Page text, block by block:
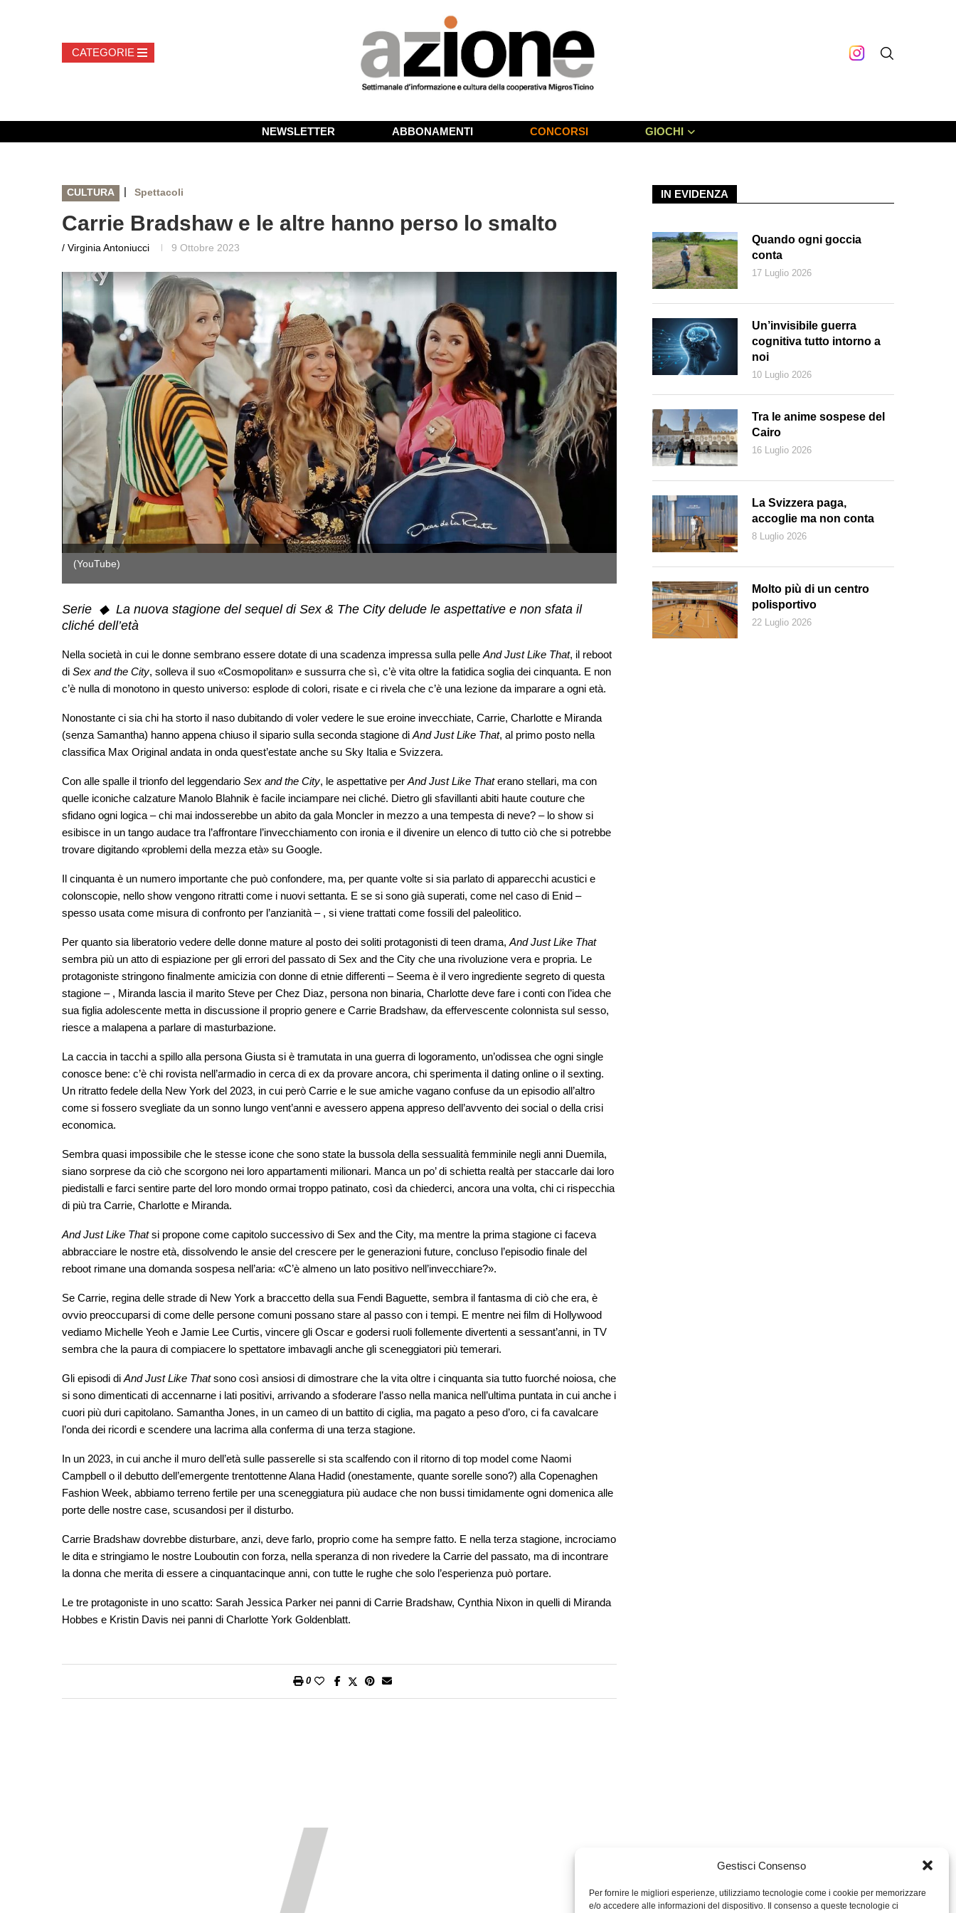
Gestisci Consenso
Per fornire le migliori esperienze, utilizziamo tecnologie come i cookie per memorizzare
e/o accedere alle informazioni del dispositivo. Il consenso a queste tecnologie ci
NEWSLETTER ABBONAMENTI CONCORSI GIOCHI
CULTURA | Spettacoli
Carrie Bradshaw e le altre hanno perso lo smalto
/ Virginia Antoniucci 9 Ottobre 2023
(YouTube) (YouTube)
Serie ◆ La nuova stagione del sequel di Sex & The City delude le aspettative e non sfata il
cliché dell’età
Nella società in cui le donne sembrano essere dotate di una scadenza impressa sulla pelle And Just Like That, il reboot
di Sex and the City, solleva il suo «Cosmopolitan» e sussurra che sì, c’è vita oltre la fatidica soglia dei cinquanta. E non
c’è nulla di monotono in questo universo: esplode di colori, risate e ci rivela che c’è una lezione da imparare a ogni età.
Nonostante ci sia chi ha storto il naso dubitando di voler vedere le sue eroine invecchiate, Carrie, Charlotte e Miranda
(senza Samantha) hanno appena chiuso il sipario sulla seconda stagione di And Just Like That, al primo posto nella
classifica Max Original andata in onda quest’estate anche su Sky Italia e Svizzera.
Con alle spalle il trionfo del leggendario Sex and the City, le aspettative per And Just Like Thaterano stellari, ma con
quelle iconiche calzature Manolo Blahnik è facile inciampare nei cliché. Dietro gli sfavillanti abiti haute couture che
sfidano ogni logica – chi mai indosserebbe un abito da gala Moncler in mezzo a una tempesta di neve? – lo show si
esibisce in un tango audace tra l’affrontare l’invecchiamento con ironia e il divenire un elenco di tutto ciò che si potrebbe
trovare digitando «problemi della mezza età» su Google.
Il cinquanta è un numero importante che può confondere, ma, per quante volte si sia parlato di apparecchi acustici e
colonscopie, nello show vengono ritratti come i nuovi settanta. E se si sono già superati, come nel caso di Enid –
spesso usata come misura di confronto per l’anzianità – , si viene trattati come fossili del paleolitico.
Per quanto sia liberatorio vedere delle donne mature al posto dei soliti protagonisti di teen drama, And Just Like That
sembra più un atto di espiazione per gli errori del passato di Sex and the City che una rivoluzione vera e propria. Le
protagoniste stringono finalmente amicizia con donne di etnie differenti – Seema è il vero ingrediente segreto di questa
stagione – , Miranda lascia il marito Steve per Chez Diaz, persona non binaria, Charlotte deve fare i conti con l’idea che
sua figlia adolescente metta in discussione il proprio genere e Carrie Bradshaw, da effervescente colonnista sul sesso,
riesce a malapena a parlare di masturbazione.
La caccia in tacchi a spillo alla persona Giusta si è tramutata in una guerra di logoramento, un’odissea che ogni single
conosce bene: c’è chi rovista nell’armadio in cerca di ex da provare ancora, chi sperimenta il dating online o il sexting.
Un ritratto fedele della New York del 2023, in cui però Carrie e le sue amiche vagano confuse da un episodio all’altro
come si fossero svegliate da un sonno lungo vent’anni e avessero appena appreso dell’avvento dei social o della crisi
economica.
Sembra quasi impossibile che le stesse icone che sono state la bussola della sessualità femminile negli anni Duemila,
siano sorprese da ciò che scorgono nei loro appartamenti milionari. Manca un po’ di schietta realtà per staccarle dai loro
piedistalli e farci sentire parte del loro mondo ormai troppo patinato, così da chiederci, ancora una volta, chi ci rispecchia
di più tra Carrie, Charlotte e Miranda.
And Just Like Thatsi propone come capitolo successivo di Sex and the City, ma mentre la prima stagione ci faceva
abbracciare le nostre età, dissolvendo le ansie del crescere per le generazioni future, concluso l’episodio finale del
reboot rimane una domanda sospesa nell’aria: «C’è almeno un lato positivo nell’invecchiare?».
Se Carrie, regina delle strade di New York a braccetto della sua Fendi Baguette, sembra il fantasma di ciò che era, è
ovvio preoccuparsi di come delle persone comuni possano stare al passo con i tempi. E mentre nei film di Hollywood
vediamo Michelle Yeoh e Jamie Lee Curtis, vincere gli Oscar e godersi ruoli follemente divertenti a sessant’anni, in TV
sembra che la paura di compiacere lo spettatore imbavagli anche gli sceneggiatori più temerari.
Gli episodi di And Just Like Thatsono così ansiosi di dimostrare che la vita oltre i cinquanta sia tutto fuorché noiosa, che
si sono dimenticati di accennarne i lati positivi, arrivando a sfoderare l’asso nella manica nell’ultima puntata in cui anche i
cuori più duri capitolano. Samantha Jones, in un cameo di un battito di ciglia, ma pagato a peso d’oro, ci fa cavalcare
l’onda dei ricordi e scendere una lacrima alla conferma di una terza stagione.
In un 2023, in cui anche il muro dell’età sulle passerelle si sta scalfendo con il ritorno di top model come Naomi
Campbell o il debutto dell’emergente trentottenne Alana Hadid (onestamente, quante sorelle sono?) alla Copenaghen
Fashion Week, abbiamo terreno fertile per una sceneggiatura più audace che non bussi timidamente ogni domenica alle
porte delle nostre case, scusandosi per il disturbo.
Carrie Bradshaw dovrebbe disturbare, anzi, deve farlo, proprio come ha sempre fatto. E nella terza stagione, incrociamo
le dita e stringiamo le nostre Louboutin con forza, nella speranza di non rivedere la Carrie del passato, ma di incontrare
la donna che merita di essere a cinquantacinque anni, con tutte le rughe che solo l’esperienza può portare.
Le tre protagoniste in uno scatto: Sarah Jessica Parker nei panni di Carrie Bradshaw, Cynthia Nixon in quelli di Miranda
Hobbes e Kristin Davis nei panni di Charlotte York Goldenblatt.
0
IN EVIDENZA
Quando ogni goccia
conta
17 Luglio 2026
Un’invisibile guerra
cognitiva tutto intorno a
noi
10 Luglio 2026
Tra le anime sospese del
Cairo
16 Luglio 2026
La Svizzera paga,
accoglie ma non conta
8 Luglio 2026
Molto più di un centro
polisportivo
22 Luglio 2026